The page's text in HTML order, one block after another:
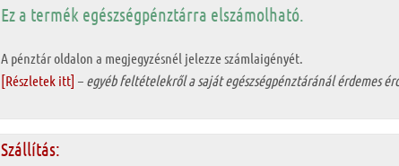
Ez a termék egészségpénztárra elszámolható.
A pénztár oldalon a megjegyzésnél jelezze számlaigényét.
[Részletek itt] – egyéb feltételekről a saját egészségpénztáránál érdemes
Szállítás: